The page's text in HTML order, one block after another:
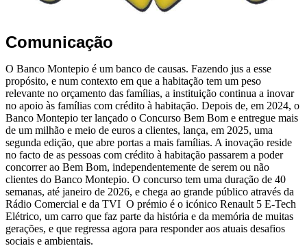
Comunicação
O Banco Montepio é um banco de causas. Fazendo jus a esse
propósito, e num contexto em que a habitação tem um peso
relevante no orçamento das famílias, a instituição continua a inovar
no apoio às famílias com crédito à habitação. Depois de, em 2024, o
Banco Montepio ter lançado o Concurso Bem Bom e entregue mais
de um milhão e meio de euros a clientes, lança, em 2025, uma
segunda edição, que abre portas a mais famílias. A inovação reside
no facto de as pessoas com crédito à habitação passarem a poder
concorrer ao Bem Bom, independentemente de serem ou não
clientes do Banco Montepio. O concurso tem uma duração de 40
semanas, até janeiro de 2026, e chega ao grande público através da
Rádio Comercial e da TVI O prémio é o icónico Renault 5 E-Tech
Elétrico, um carro que faz parte da história e da memória de muitas
gerações, e que regressa agora para responder aos atuais desafios
sociais e ambientais.